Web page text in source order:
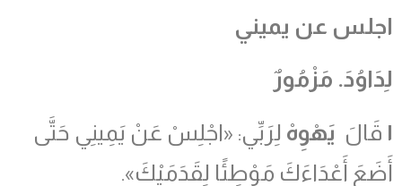
اجلس عن يميني
لِدَاوُدَ. مَزْمُورٌ
١ قَالَ يَهْوِهْ لِرَبِّي: «اجْلِسْ عَنْ يَمِينِي حَتَّى
أَضَعَ أَعْدَاءَكَ مَوْطِئًا لِقَدَمَيْكَ».